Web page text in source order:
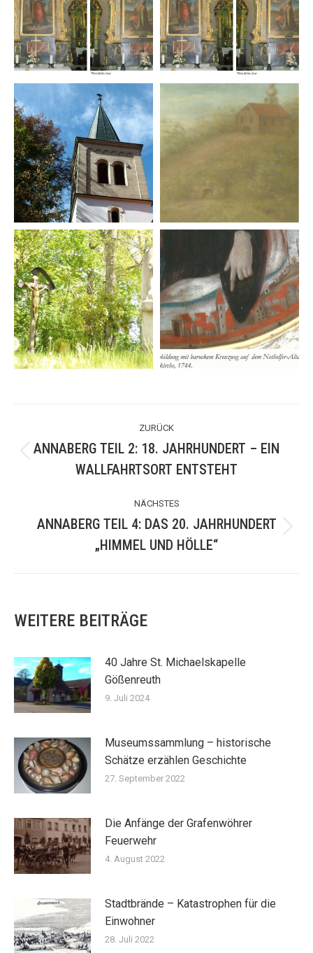
KOMMENTARNAVIGATION
ZURÜCK
Beitrag:
ANNABERG TEIL 2: 18. JAHRHUNDERT – EIN
WALLFAHRTSORT ENTSTEHT
NÄCHSTES
Nächster
Beitrag:
ANNABERG TEIL 4: DAS 20. JAHRHUNDERT
„HIMMEL UND HÖLLE“
WEITERE BEITRÄGE
40 Jahre St. Michaelskapelle
Gößenreuth
9. Juli 2024
Museumssammlung – historische
Schätze erzählen Geschichte
27. September 2022
Die Anfänge der Grafenwöhrer
Feuerwehr
4. August 2022
Stadtbrände – Katastrophen für die
Einwohner
28. Juli 2022